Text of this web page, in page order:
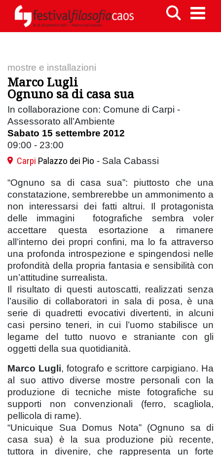
mostre e installazioni
Marco Lugli
Ognuno sa di casa sua
In collaborazione con: Comune di Carpi -
Assessorato all’Ambiente
Sabato 15 settembre 2012
09:00 - 23:00
Carpi Palazzo dei Pio - Sala Cabassi
“Ognuno sa di casa sua”: piuttosto che una
constatazione, sembrerebbe un ammonimento a
non interessarsi dei fatti altrui. Il protagonista
delle immagini fotografiche sembra voler
accettare questa esortazione a rimanere
all’interno dei propri confini, ma lo fa attraverso
una profonda introspezione e spingendosi nelle
profondità della propria fantasia e sensibilità con
un’attitudine surrealista.
Il risultato di questi autoscatti, realizzati senza
l’ausilio di collaboratori in sala di posa, è una
serie di quadretti evocativi divertenti, in alcuni
casi persino teneri, in cui l’uomo stabilisce un
legame del tutto nuovo e straniante con gli
oggetti della sua quotidianità.
Marco Lugli, fotografo e scrittore carpigiano. Ha
al suo attivo diverse mostre personali con la
produzione di tecniche miste fotografiche su
supporti non convenzionali (ferro, scagliola,
pellicola di rame).
“Unicuique Sua Domus Nota” (Ognuno sa di
casa sua) è la sua produzione più recente,
tuttora in divenire, che rappresenta un forte